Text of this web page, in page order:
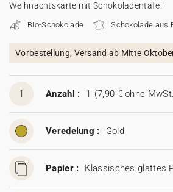
Aufkleber
Weihnachtskarte mit Schokoladentafel
Bio-Schokolade Schokolade aus
Vorbestellung, Versand ab Mitte
1 Anzahl : 1 (7,90 € ohne
Veredelung : Gold
Papier : Klassisches glattes